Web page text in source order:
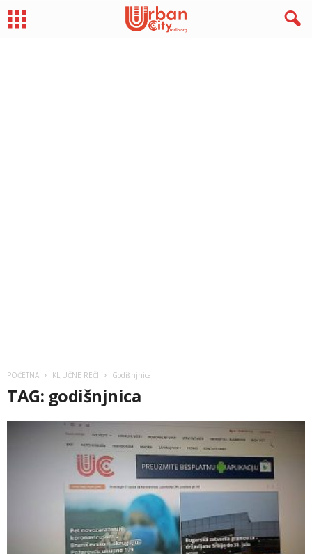
POČETNA KLJUČNE REČI Godišnjnica
TAG: godišnjnica